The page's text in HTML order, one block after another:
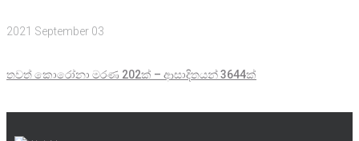
2021 September 03
තවත් කොරෝනා මරණ 202ක් – ආසාදිතයන් 3644ක්